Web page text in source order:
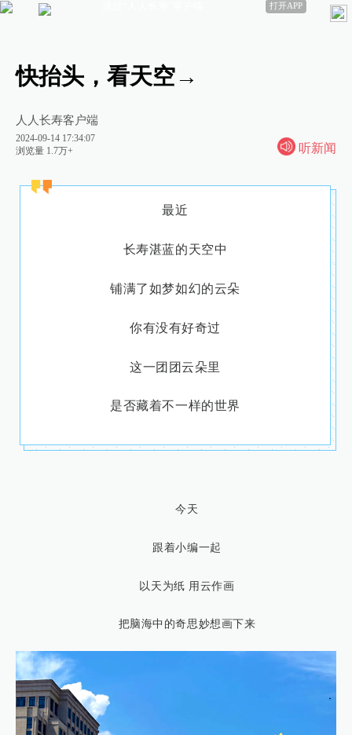
快抬头，看天空→
人人长寿客户端
2024-09-14 17:34:07
浏览量 1.7万+
听新闻
最近
长寿湛蓝的天空中
铺满了如梦如幻的云朵
你有没有好奇过
这一团团云朵里
是否藏着不一样的世界
今天
跟着小编一起
以天为纸 用云作画
把脑海中的奇思妙想画下来
打开APP